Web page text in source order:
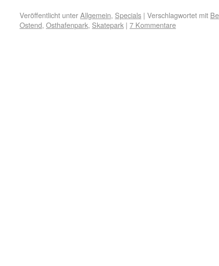
Veröffentlicht unterAllgemein, Specials | Verschlagwortet mit
Ostend, Osthafenpark, Skatepark | 7 Kommentare